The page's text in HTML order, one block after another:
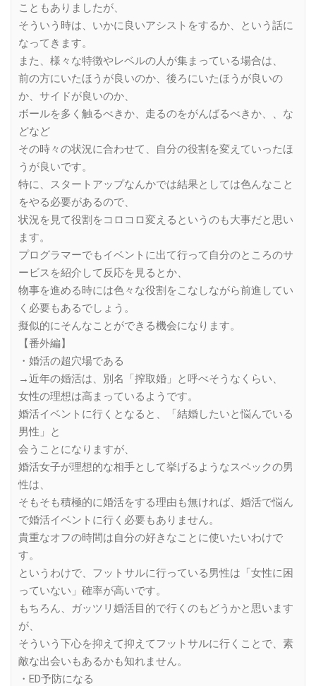
こともありましたが、
そういう時は、いかに良いアシストをするか、という話に
なってきます。
また、様々な特徴やレベルの人が集まっている場合は、
前の方にいたほうが良いのか、後ろにいたほうが良いの
か、サイドが良いのか、
ボールを多く触るべきか、走るのをがんばるべきか、、な
どなど
その時々の状況に合わせて、自分の役割を変えていったほ
うが良いです。
特に、スタートアップなんかでは結果としては色んなこと
をやる必要があるので、
状況を見て役割をコロコロ変えるというのも大事だと思い
ます。
プログラマーでもイベントに出て行って自分のところのサ
ービスを紹介して反応を見るとか、
物事を進める時には色々な役割をこなしながら前進してい
く必要もあるでしょう。
擬似的にそんなことができる機会になります。
【番外編】
・婚活の超穴場である
→近年の婚活は、別名「搾取婚」と呼べそうなくらい、
女性の理想は高まっているようです。
婚活イベントに行くとなると、「結婚したいと悩んでいる
男性」と
会うことになりますが、
婚活女子が理想的な相手として挙げるようなスペックの男
性は、
そもそも積極的に婚活をする理由も無ければ、婚活で悩ん
で婚活イベントに行く必要もありません。
貴重なオフの時間は自分の好きなことに使いたいわけで
す。
というわけで、フットサルに行っている男性は「女性に困
っていない」確率が高いです。
もちろん、ガッツリ婚活目的で行くのもどうかと思います
が、
そういう下心を抑えて抑えてフットサルに行くことで、素
敵な出会いもあるかも知れません。
・ED予防になる